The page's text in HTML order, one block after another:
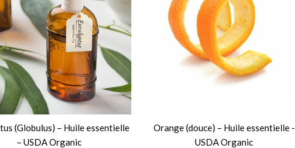
(Globulus) – Huile essentielle
– USDA Organic
Orange (douce) – Huile essentielle -
USDA Organic